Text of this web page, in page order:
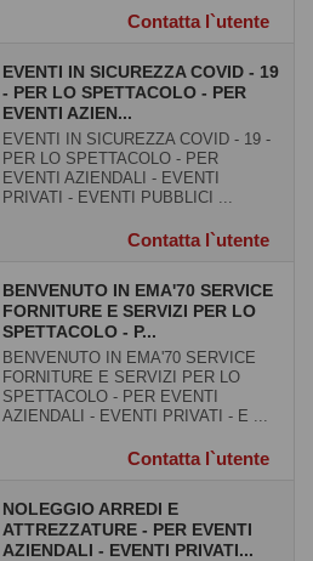
Contatta l`utente
EVENTI IN SICUREZZA COVID - 19
- PER LO SPETTACOLO - PER
EVENTI AZIEN...
EVENTI IN SICUREZZA COVID - 19 -
PER LO SPETTACOLO - PER
EVENTI AZIENDALI - EVENTI
PRIVATI - EVENTI PUBBLICI ...
Contatta l`utente
BENVENUTO IN EMA'70 SERVICE
FORNITURE E SERVIZI PER LO
SPETTACOLO - P...
BENVENUTO IN EMA'70 SERVICE
FORNITURE E SERVIZI PER LO
SPETTACOLO - PER EVENTI
AZIENDALI - EVENTI PRIVATI - E ...
Contatta l`utente
NOLEGGIO ARREDI E
ATTREZZATURE - PER EVENTI
AZIENDALI - EVENTI PRIVATI...